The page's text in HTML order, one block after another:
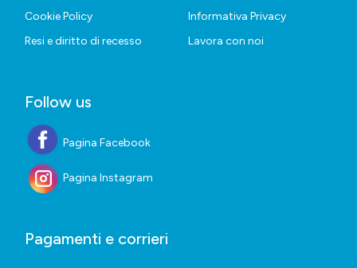
Cookie Policy
Informativa Privacy
Resi e diritto di recesso
Lavora con noi
Follow us
Pagina Facebook
Pagina Instagram
Pagamenti e corrieri